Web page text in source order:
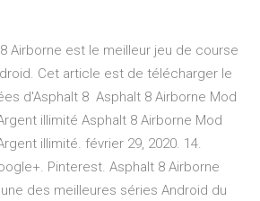
Airborne est le meilleur jeu de course
Cet article est de télécharger le
d'Asphalt 8 Asphalt 8 Airborne Mod
illimité Asphalt 8 Airborne Mod
illimité. février 29, 2020. 14.
Pinterest. Asphalt 8 Airborne
des meilleures séries Android du